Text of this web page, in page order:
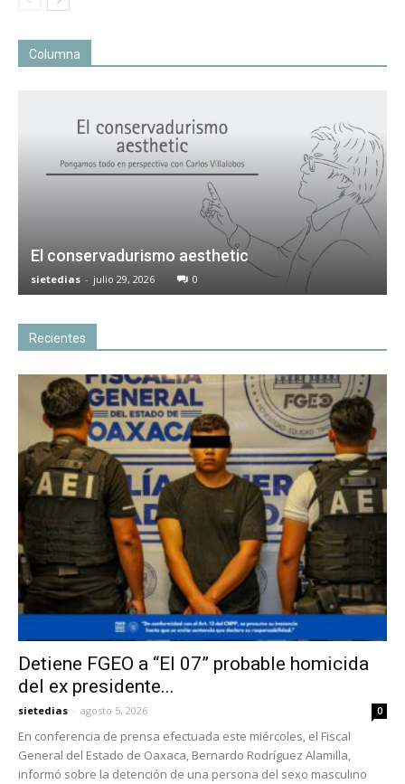
Columna
El conservadurismo aesthetic
sietedias - julio 29, 2026 0
Recientes
Detiene FGEO a “El 07” probable homicida
del ex presidente...
sietedias - agosto 5, 2026 0
En conferencia de prensa efectuada este miércoles, el Fiscal
General del Estado de Oaxaca, Bernardo Rodríguez Alamilla,
informó sobre la detención de una persona del sexo masculino